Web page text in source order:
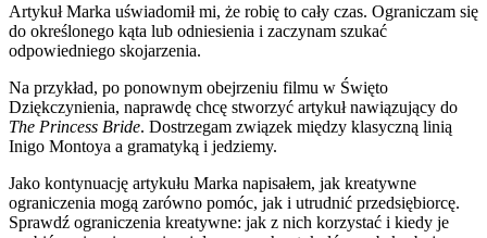
Artykuł Marka uświadomił mi, że robię to cały czas. Ograniczam się
do określonego kąta lub odniesienia i zaczynam szukać
odpowiedniego skojarzenia.
Na przykład, po ponownym obejrzeniu filmu w Święto
Dziękczynienia, naprawdę chcę stworzyć artykuł nawiązujący do
The Princess Bride. Dostrzegam związek między klasyczną linią
Inigo Montoya a gramatyką i jedziemy.
Jako kontynuację artykułu Marka napisałem, jak kreatywne
ograniczenia mogą zarówno pomóc, jak i utrudnić przedsiębiorcę.
Sprawdź ograniczenia kreatywne: jak z nich korzystać i kiedy je